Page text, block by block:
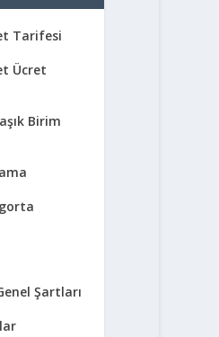
Tarifesi
Ücret
Birim
Şartları